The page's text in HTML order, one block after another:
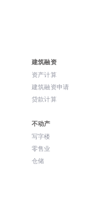
建筑融资
资产计算
建筑融资申请
贷款计算
不动产
写字楼
零售业
仓储